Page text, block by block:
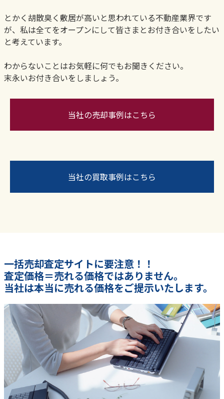
とかく胡散臭く敷居が高いと思われている不動産業界です
が、私は全てをオープンにして皆さまとお付き合いをしたい
と考えています。
わからないことはお気軽に何でもお聞きください。
末永いお付き合いをしましょう。
当社の売却事例はこちら
当社の買取事例はこちら
一括売却査定サイトに要注意！！
査定価格＝売れる価格ではありません。
当社は本当に売れる価格をご提示いたします。